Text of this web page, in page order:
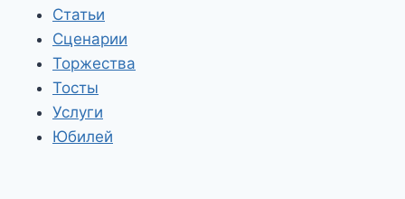
Статьи
Сценарии
Торжества
Тосты
Услуги
Юбилей